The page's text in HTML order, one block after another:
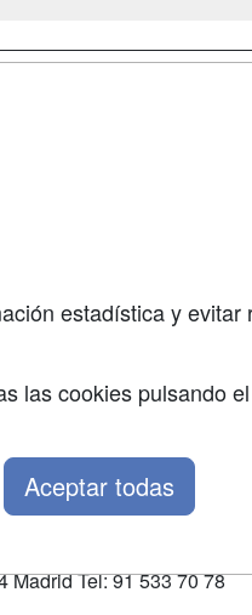
Madrid Tel: 91 533 70 78
estadística y evitar
las cookies pulsando
Aceptar todas